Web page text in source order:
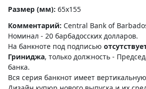
Размер (мм): 65x155
Комментарий: Central Bank of
Номинал - 20 барбадосских долларов.
На банкноте под подписью
Гриниджа, только должность -
банка.
Вся серия банкнот имеет